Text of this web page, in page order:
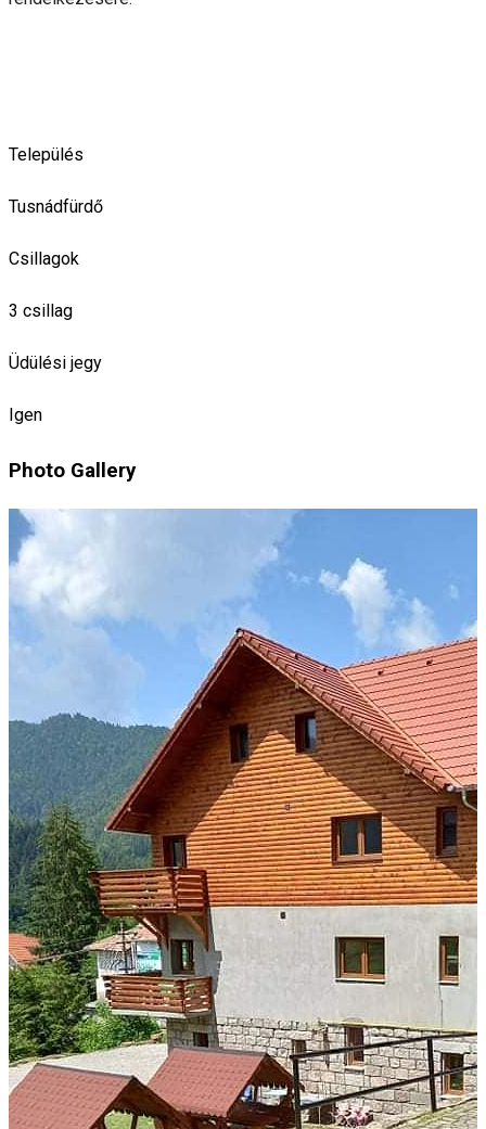
Település
Tusnádfürdő
Csillagok
3 csillag
Üdülési jegy
Igen
Photo Gallery